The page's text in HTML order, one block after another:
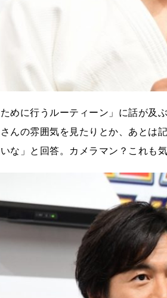
めに行うルーティーン」に話が及
んの雰囲気を見たりとか、あとは
な」と回答。カメラマン？これも